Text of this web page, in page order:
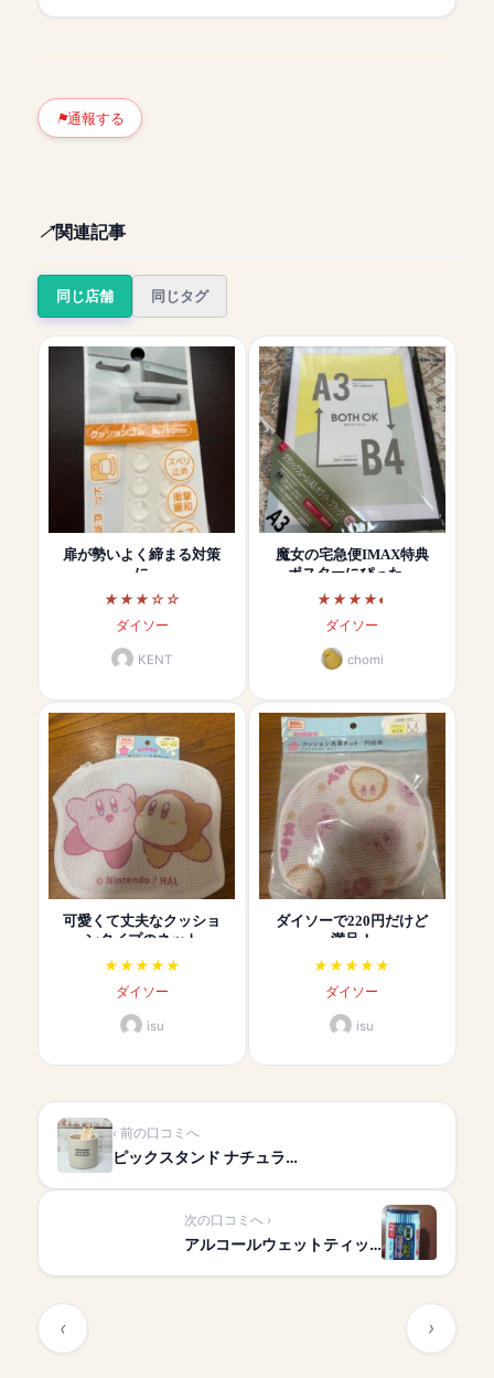
通報する
関連記事
同じ店舗 同じタグ
扉が勢いよく締まる対策
に
ダイソー
KENT
魔女の宅急便IMAX特典
ポスターにぴった…
ダイソー
chomi
可愛くて丈夫なクッショ
ンタイプのネット
ダイソー
isu
ダイソーで220円だけど
満足！
ダイソー
isu
前の口コミへ
ピックスタンド ナチュラ…
次の口コミへ
アルコールウェットティッ…